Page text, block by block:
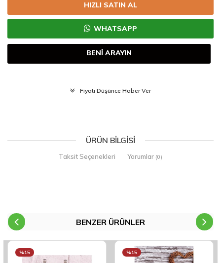
HIZLI SATIN AL
WHATSAPP
BENİ ARAYIN
Fiyatı Düşünce Haber Ver
ÜRÜN BILGISI
Taksit Seçenekleri Yorumlar (0)
BENZER ÜRÜNLER
%15 %15